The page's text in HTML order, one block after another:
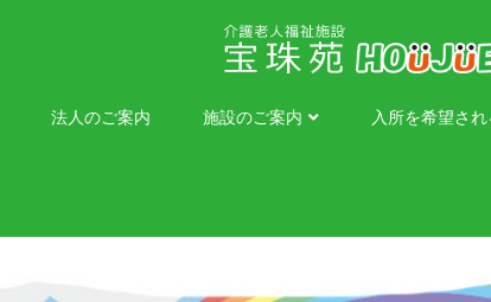
法人のご案内 施設のご案内 入所を希望さ